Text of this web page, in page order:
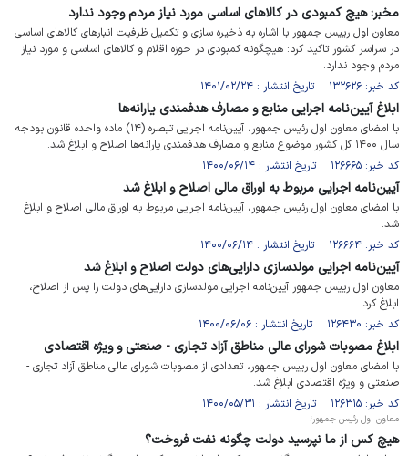
مخبر: هیچ کمبودی در کالاهای اساسی مورد نیاز مردم وجود ندارد
معاون اول رییس جمهور با اشاره به ذخیره سازی و تکمیل ظرفیت انبارهای کالاهای اساسی
در سراسر کشور تاکید کرد: هیچگونه کمبودی در حوزه اقلام و کالاهای اساسی و مورد نیاز
مردم وجود ندارد.
کد خبر: ۱۳۲۶۲۶ تاریخ انتشار : ۱۴۰۱/۰۲/۲۴
ابلاغ آیین‌نامه اجرایی منابع و مصارف هدفمندی یارانه‌ها
با امضای معاون اول رئیس جمهور، آیین‌نامه اجرایی تبصره (۱۴) ماده واحده قانون بودجه
سال ۱۴۰۰ کل کشور موضوع منابع و مصارف هدفمندی یارانه‌ها اصلاح و ابلاغ شد.
کد خبر: ۱۲۶۶۶۵ تاریخ انتشار : ۱۴۰۰/۰۶/۱۴
آیین‌نامه اجرایی مربوط به اوراق مالی اصلاح و ابلاغ شد
با امضای معاون اول رئیس جمهور، آیین‌نامه اجرایی مربوط به اوراق مالی اصلاح و ابلاغ
شد.
کد خبر: ۱۲۶۶۶۴ تاریخ انتشار : ۱۴۰۰/۰۶/۱۴
آیین‌نامه اجرایی مولدسازی دارایی‌های دولت اصلاح و ابلاغ شد
معاون اول رییس جمهور آیین‌نامه اجرایی مولدسازی دارایی‌های دولت را پس از اصلاح،
ابلاغ کرد.
کد خبر: ۱۲۶۴۳۰ تاریخ انتشار : ۱۴۰۰/۰۶/۰۶
ابلاغ مصوبات شورای عالی مناطق آزاد تجاری - صنعتی و ویژه اقتصادی
با امضای معاون اول رییس جمهور، تعدادی از مصوبات شورای عالی مناطق آزاد تجاری -
صنعتی و ویژه اقتصادی ابلاغ شد.
کد خبر: ۱۲۶۳۱۵ تاریخ انتشار : ۱۴۰۰/۰۵/۳۱
معاون اول رئیس جمهور؛
هیچ کس از ما نپرسید دولت چگونه نفت فروخت؟